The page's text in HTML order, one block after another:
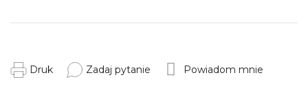
Druk Zadaj pytanie Powiadom mnie